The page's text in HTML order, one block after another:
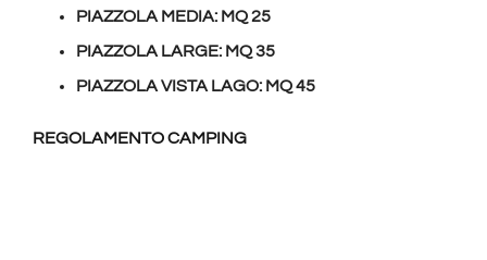
PIAZZOLA MEDIA: MQ 25
PIAZZOLA LARGE: MQ 35
PIAZZOLA VISTA LAGO: MQ 45
REGOLAMENTO CAMPING